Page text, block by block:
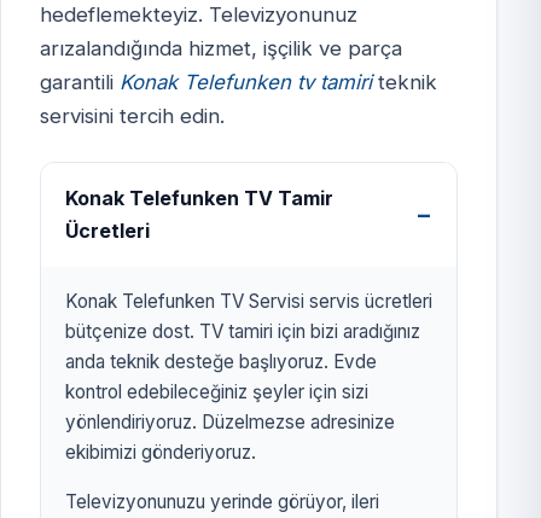
KONAK TELEFUNKEN TV
SERVİSİ
izmirtelevizyon.com.tr
hedeflemekteyiz. Televizyonunuz
arızalandığında hizmet, işçilik ve parça
garantili Konak Telefunken tv tamiriteknik
servisini tercih edin.
Konak Telefunken TV Tamir
Ücretleri
Konak Telefunken TV Servisi servis ücretleri
bütçenize dost. TV tamiri için bizi aradığınız
anda teknik desteğe başlıyoruz. Evde
kontrol edebileceğiniz şeyler için sizi
yönlendiriyoruz. Düzelmezse adresinize
ekibimizi gönderiyoruz.
Televizyonunuzu yerinde görüyor, ileri